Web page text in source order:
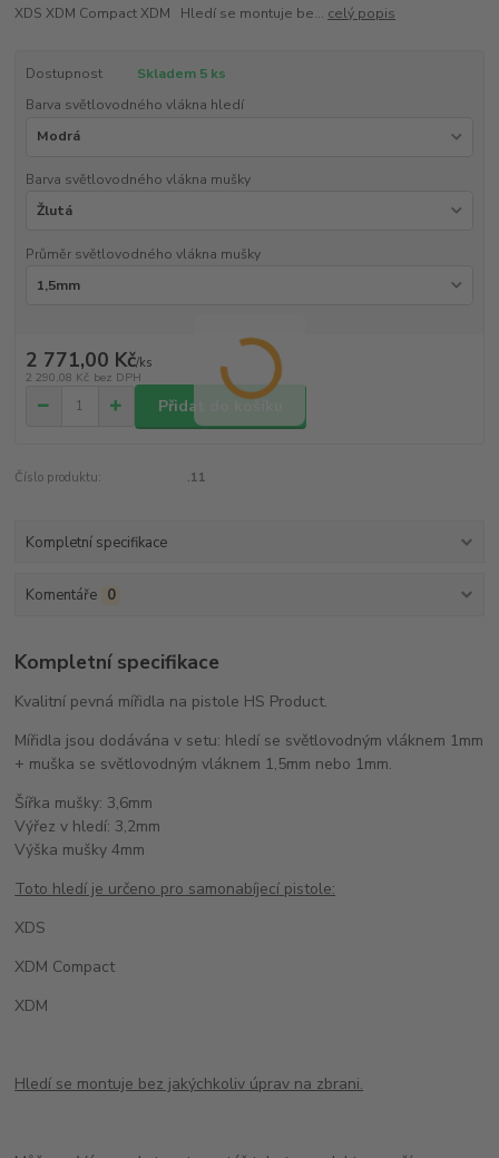
XDS XDM Compact XDM Hledí se montuje be... celý popis
Dostupnost
Skladem 5 ks
Barva světlovodného vlákna hledí
Barva světlovodného vlákna mušky
Průměr světlovodného vlákna mušky
2 771,00 Kč/ks
2 290,08 Kč bez DPH
Přidat do košíku
Číslo produktu: .11
Kompletní specifikace
Komentáře 0
Kompletní specifikace
Kvalitní pevná mířidla na pistole HS Product.
Mířidla jsou dodávána v setu: hledí se světlovodným vláknem 1mm
+ muška se světlovodným vláknem 1,5mm nebo 1mm.
Šířka mušky: 3,6mm
Výřez v hledí: 3,2mm
Výška mušky 4mm
Toto hledí je určeno pro samonabíjecí pistole:
XDS
XDM Compact
XDM
Hledí se montuje bez jakýchkoliv úprav na zbrani.